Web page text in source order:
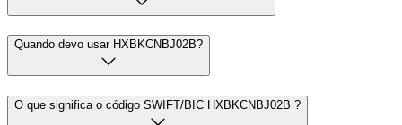
Quando devo usar HXBKCNBJ02B?
O que significa o código SWIFT/BIC HXBKCNBJ02B ?